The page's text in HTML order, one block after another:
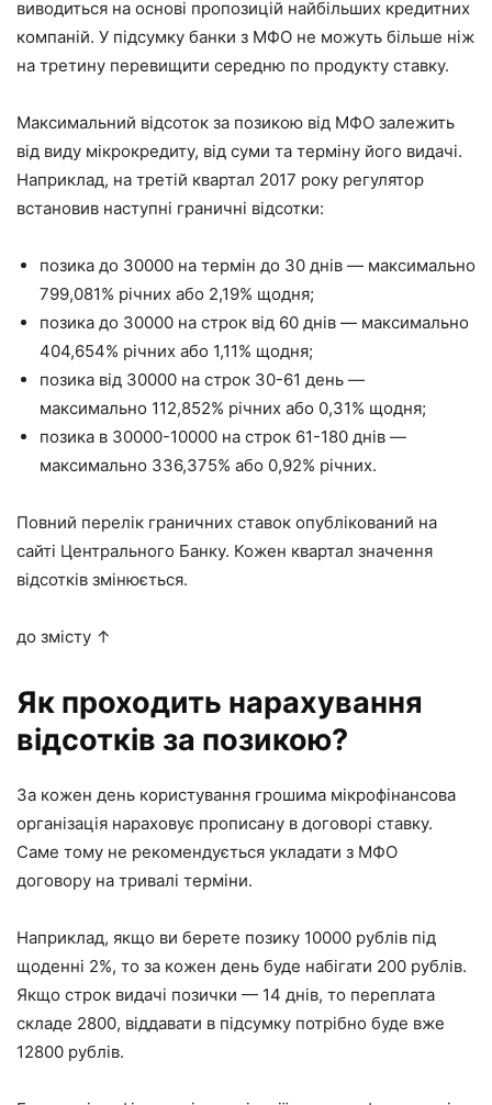
виводиться на основі пропозицій найбільших кредитних
компаній. У підсумку банки з МФО не можуть більше ніж
на третину перевищити середню по продукту ставку.
Максимальний відсоток за позикою від МФО залежить
від виду мікрокредиту, від суми та терміну його видачі.
Наприклад, на третій квартал 2017 року регулятор
встановив наступні граничні відсотки:
позика до 30000 на термін до 30 днів — максимально
799,081% річних або 2,19% щодня;
позика до 30000 на строк від 60 днів — максимально
404,654% річних або 1,11% щодня;
позика від 30000 на строк 30-61 день —
максимально 112,852% річних або 0,31% щодня;
позика в 30000-10000 на строк 61-180 днів —
максимально 336,375% або 0,92% річних.
Повний перелік граничних ставок опублікований на
сайті Центрального Банку. Кожен квартал значення
відсотків змінюється.
до змісту ↑
Як проходить нарахування
відсотків за позикою?
За кожен день користування грошима мікрофінансова
організація нараховує прописану в договорі ставку.
Саме тому не рекомендується укладати з МФО
договору на тривалі терміни.
Наприклад, якщо ви берете позику 10000 рублів під
щоденні 2%, то за кожен день буде набігати 200 рублів.
Якщо строк видачі позички — 14 днів, то переплата
складе 2800, віддавати в підсумку потрібно буде вже
12800 рублів.